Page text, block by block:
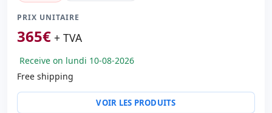
Disque dur: 512 Gb. SSD M2
Graphique: Intel UHD 620 Graphics
Réseau: Intel I219LM
Système opératif:
Ports: Série · 2x USB 3.0 · USB-C
Led 15.6 '' FullHD 16: 9 · Résolution 1920x1080
PRIX UNITAIRE
365€ + TVA
Receive on lundi 10-08-2026
Free shipping
VOIR LES PRODUITS